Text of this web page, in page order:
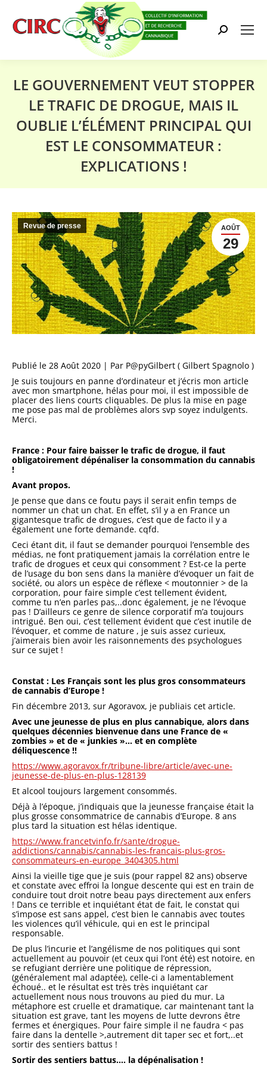
Search:
LE GOUVERNEMENT VEUT STOPPER
LE TRAFIC DE DROGUE, MAIS IL
OUBLIE L’ÉLÉMENT PRINCIPAL QUI
EST LE CONSOMMATEUR :
EXPLICATIONS !
AOÛT
29
Revue de presse
Publié le 28 Août 2020 | Par P@pyGilbert ( Gilbert Spagnolo )
Je suis toujours en panne d’ordinateur et j’écris mon article
avec mon smartphone, hélas pour moi, il est impossible de
placer des liens courts cliquables. De plus la mise en page
me pose pas mal de problèmes alors svp soyez indulgents.
Merci.
France : Pour faire baisser le trafic de drogue, il faut
obligatoirement dépénaliser la consommation du cannabis
!
Avant propos.
Je pense que dans ce foutu pays il serait enfin temps de
nommer un chat un chat. En effet, s’il y a en France un
gigantesque trafic de drogues, c’est que de facto il y a
également une forte demande. cqfd.
Ceci étant dit, il faut se demander pourquoi l’ensemble des
médias, ne font pratiquement jamais la corrélation entre le
trafic de drogues et ceux qui consomment ? Est-ce la perte
de l’usage du bon sens dans la manière d’évoquer un fait de
société, ou alors un espèce de réflexe < moutonnier > de la
corporation, pour faire simple c’est tellement évident,
comme tu n’en parles pas,..donc également, je ne l’évoque
pas ! D’ailleurs ce genre de silence corporatif m’a toujours
intrigué. Ben oui, c’est tellement évident que c’est inutile de
l’évoquer, et comme de nature , je suis assez curieux,
j’aimerais bien avoir les raisonnements des psychologues
sur ce sujet !
Constat : Les Français sont les plus gros consommateurs
de cannabis d’Europe !
Fin décembre 2013, sur Agoravox, je publiais cet article.
Avec une jeunesse de plus en plus cannabique, alors dans
quelques décennies bienvenue dans une France de «
zombies » et de « junkies »… et en complète
déliquescence !!
https://www.agoravox.fr/tribune-libre/article/avec-une-
jeunesse-de-plus-en-plus-128139
Et alcool toujours largement consommés.
Déjà à l’époque, j’indiquais que la jeunesse française était la
plus grosse consommatrice de cannabis d’Europe. 8 ans
plus tard la situation est hélas identique.
https://www.francetvinfo.fr/sante/drogue-
addictions/cannabis/cannabis-les-francais-plus-gros-
consommateurs-en-europe_3404305.html
Ainsi la vieille tige que je suis (pour rappel 82 ans) observe
et constate avec effroi la longue descente qui est en train de
conduire tout droit notre beau pays directement aux enfers
! Dans ce terrible et inquiétant état de fait, le constat qui
s’impose est sans appel, c’est bien le cannabis avec toutes
les violences qu’il véhicule, qui en est le principal
responsable.
De plus l’incurie et l’angélisme de nos politiques qui sont
actuellement au pouvoir (et ceux qui l’ont été) est notoire, en
se refugiant derrière une politique de répression,
(généralement mal adaptée), celle-ci a lamentablement
échoué.. et le résultat est très très inquiétant car
actuellement nous nous trouvons au pied du mur. La
métaphore est cruelle et dramatique, car maintenant tant la
situation est grave, tant les moyens de lutte devrons être
fermes et énergiques. Pour faire simple il ne faudra < pas
faire dans la dentelle >,autrement dit taper sec et fort,..et
sortir des sentiers battus !
Sortir des sentiers battus…. la dépénalisation !